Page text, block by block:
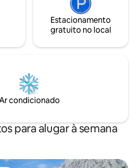
Estacionamento
gratuito no local
condicionado
para alugar à semana